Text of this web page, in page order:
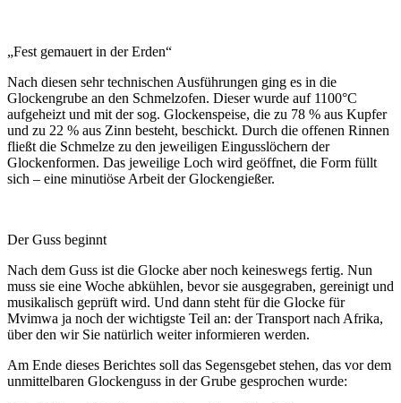
„Fest gemauert in der Erden“
Nach diesen sehr technischen Ausführungen ging es in die
Glockengrube an den Schmelzofen. Dieser wurde auf 1100°C
aufgeheizt und mit der sog. Glockenspeise, die zu 78 % aus Kupfer
und zu 22 % aus Zinn besteht, beschickt. Durch die offenen Rinnen
fließt die Schmelze zu den jeweiligen Eingusslöchern der
Glockenformen. Das jeweilige Loch wird geöffnet, die Form füllt
sich – eine minutiöse Arbeit der Glockengießer.
Der Guss beginnt
Nach dem Guss ist die Glocke aber noch keineswegs fertig. Nun
muss sie eine Woche abkühlen, bevor sie ausgegraben, gereinigt und
musikalisch geprüft wird. Und dann steht für die Glocke für
Mvimwa ja noch der wichtigste Teil an: der Transport nach Afrika,
über den wir Sie natürlich weiter informieren werden.
Am Ende dieses Berichtes soll das Segensgebet stehen, das vor dem
unmittelbaren Glockenguss in der Grube gesprochen wurde: